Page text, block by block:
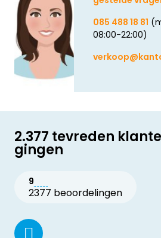
085 488 18 81
08:00-22:00)
2.377 tevreden
gingen
9
2377 beoordelingen